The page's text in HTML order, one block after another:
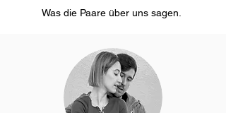
Was die Paare über uns sagen.